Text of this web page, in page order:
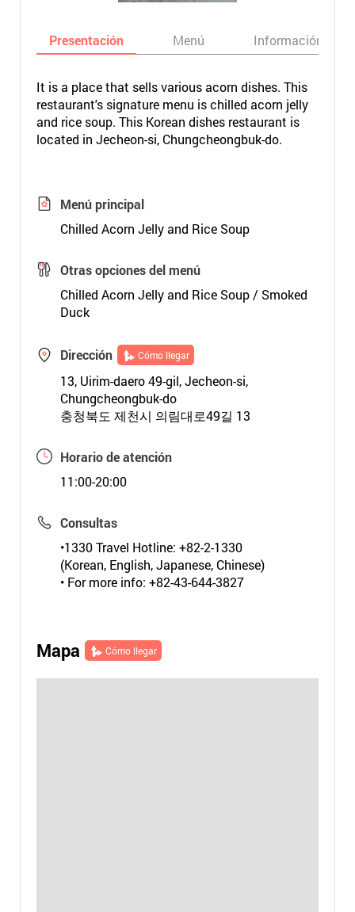
Presentación Menú Información
It is a place that sells various acorn dishes. This
restaurant's signature menu is chilled acorn jelly
and rice soup. This Korean dishes restaurant is
located in Jecheon-si, Chungcheongbuk-do.
Menú principal
Chilled Acorn Jelly and Rice Soup
Otras opciones del menú
Chilled Acorn Jelly and Rice Soup / Smoked
Duck
Dirección Cómo llegar
13, Uirim-daero 49-gil, Jecheon-si,
Chungcheongbuk-do
충청북도 제천시 의림대로49길 13
Horario de atención
11:00-20:00
Consultas
•1330 Travel Hotline: +82-2-1330
(Korean, English, Japanese, Chinese)
• For more info: +82-43-644-3827
Mapa Cómo llegar